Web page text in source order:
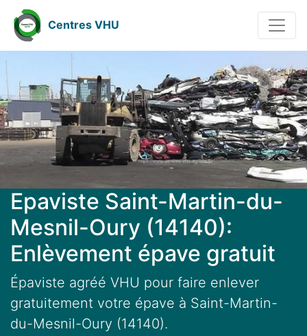
Centres VHU
Epaviste Saint-Martin-du-
Mesnil-Oury (14140):
Enlèvement épave gratuit
Épaviste agréé VHU pour faire enlever
gratuitement votre épave à Saint-Martin-
du-Mesnil-Oury (14140).